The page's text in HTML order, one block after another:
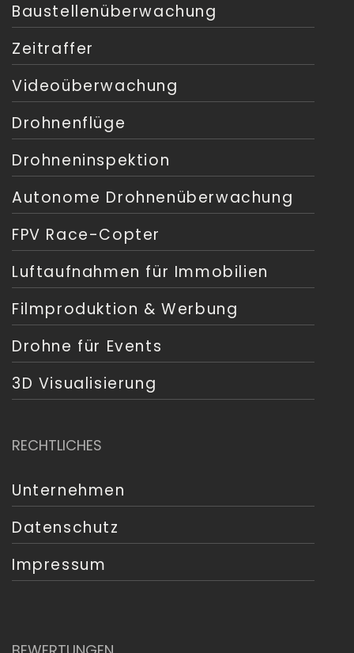
Baustellenüberwachung
Zeitraffer
Videoüberwachung
Drohnenflüge
Drohneninspektion
Autonome Drohnenüberwachung
FPV Race-Copter
Luftaufnahmen für Immobilien
Filmproduktion & Werbung
Drohne für Events
3D Visualisierung
RECHTLICHES
Unternehmen
Datenschutz
Impressum